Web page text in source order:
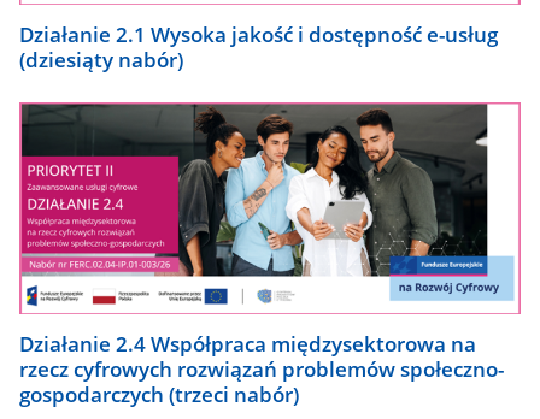
Działanie 2.1 Wysoka jakość i dostępność e-usług
(dziesiąty nabór)
Działanie 2.4 Współpraca międzysektorowa na
rzecz cyfrowych rozwiązań problemów społeczno-
gospodarczych (trzeci nabór)